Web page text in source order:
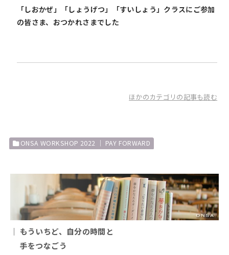
「しおかぜ」「しょうげつ」「すいしょう」クラスにご参加
の皆さま、おつかれさまでした
ほかのカテゴリの記事も読む
ONSA WORKSHOP 2022 ｜ PAY FORWARD
｜ もういちど、自分の時間と
手をつなごう